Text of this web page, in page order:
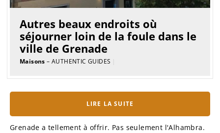
Autres beaux endroits où
séjourner loin de la foule dans le
ville de Grenade
Maisons – AUTHENTIC GUIDES |
LIRE LA SUITE
Grenade a tellement à offrir. Pas seulement l'Alhambra.